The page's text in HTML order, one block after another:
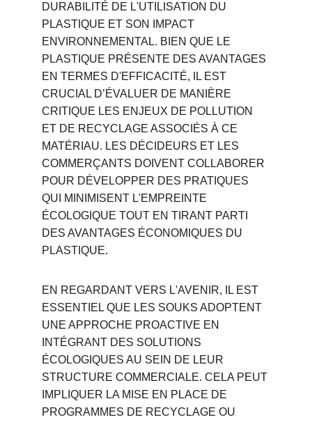
DURABILITÉ DE L'UTILISATION DU
PLASTIQUE ET SON IMPACT
ENVIRONNEMENTAL. BIEN QUE LE
PLASTIQUE PRÉSENTE DES AVANTAGES
EN TERMES D'EFFICACITÉ, IL EST
CRUCIAL D’ÉVALUER DE MANIÈRE
CRITIQUE LES ENJEUX DE POLLUTION
ET DE RECYCLAGE ASSOCIÉS À CE
MATÉRIAU. LES DÉCIDEURS ET LES
COMMERÇANTS DOIVENT COLLABORER
POUR DÉVELOPPER DES PRATIQUES
QUI MINIMISENT L'EMPREINTE
ÉCOLOGIQUE TOUT EN TIRANT PARTI
DES AVANTAGES ÉCONOMIQUES DU
PLASTIQUE.
EN REGARDANT VERS L'AVENIR, IL EST
ESSENTIEL QUE LES SOUKS ADOPTENT
UNE APPROCHE PROACTIVE EN
INTÉGRANT DES SOLUTIONS
ÉCOLOGIQUES AU SEIN DE LEUR
STRUCTURE COMMERCIALE. CELA PEUT
IMPLIQUER LA MISE EN PLACE DE
PROGRAMMES DE RECYCLAGE OU